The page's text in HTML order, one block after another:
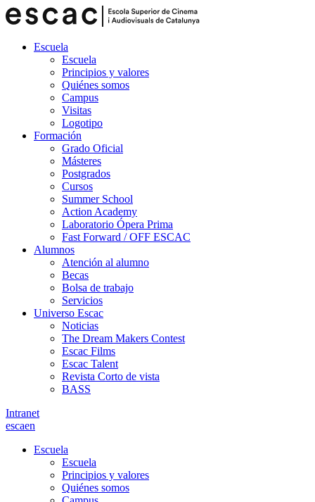
Escuela
Escuela
Principios y valores
Quiénes somos
Campus
Visitas
Logotipo
Formación
Grado Oficial
Másteres
Postgrados
Cursos
Summer School
Action Academy
Laboratorio Ópera Prima
Fast Forward / OFF ESCAC
Alumnos
Atención al alumno
Becas
Bolsa de trabajo
Servicios
Universo Escac
Noticias
The Dream Makers Contest
Escac Films
Escac Talent
Revista Corto de vista
BASS
Intranet
escaen
Escuela
Escuela
Principios y valores
Quiénes somos